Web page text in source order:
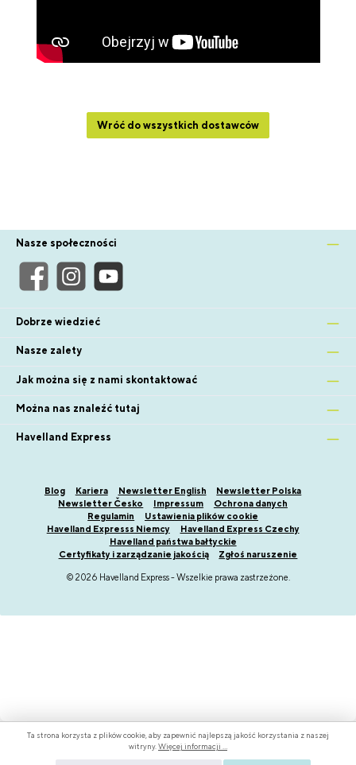
Wróć do wszystkich dostawców
Nasze społeczności
Dobrze wiedzieć
Nasze zalety
Jak można się z nami skontaktować
Można nas znaleźć tutaj
Havelland Express
Blog Kariera Newsletter English
Newsletter Polska
Newsletter Česko
Impressum
Ochrona danych
Regulamin
Ustawienia plików cookie
Havelland Expresss Niemcy
Havelland Express Czechy
Havelland państwa bałtyckie
Certyfikaty i zarządzanie jakością
Zgłoś naruszenie
© 2026 Havelland Express - Wszelkie prawa zastrzeżone.
Ta strona korzysta z plików cookie, aby zapewnić najlepszą jakość korzystania z naszej
witryny. Więcej informacji ...